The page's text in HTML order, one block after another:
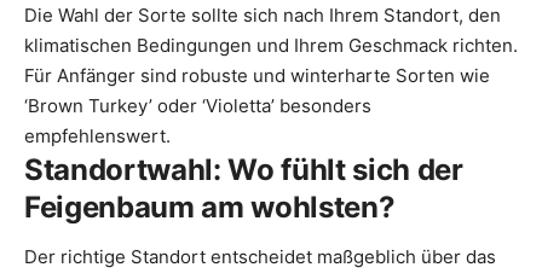
Die Wahl der Sorte sollte sich nach Ihrem Standort, den
klimatischen Bedingungen und Ihrem Geschmack richten.
Für Anfänger sind robuste und winterharte Sorten wie
‘Brown Turkey’ oder ‘Violetta’ besonders
empfehlenswert.
Standortwahl: Wo fühlt sich der
Feigenbaum am wohlsten?
Der richtige Standort entscheidet maßgeblich über das